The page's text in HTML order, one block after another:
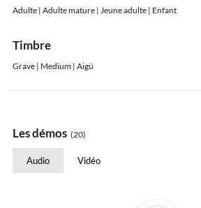
Adulte | Adulte mature | Jeune adulte | Enfant
Timbre
Grave | Medium | Aigü
Les démos (20)
Audio Vidéo